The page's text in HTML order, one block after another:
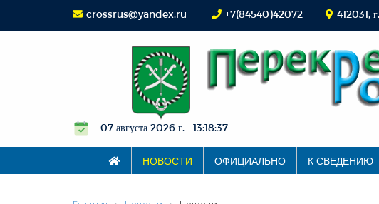
crossrus@yandex.ru +7(84540)42072 412031,
07 августа 2026 г. 13:18:38
НОВОСТИ ОФИЦИАЛЬНО К СВЕДЕНИЮ